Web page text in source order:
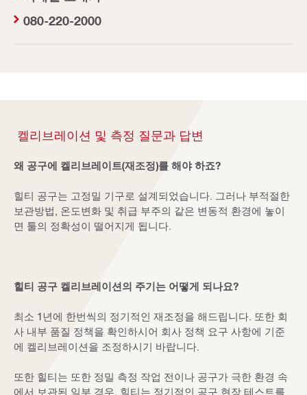
080-220-2000
켈리브레이션 및 측정 질문과 답변
왜 공구에 켈리브레이트(재조정)를 해야 하죠?
힐티 공구는 고정밀 기구로 설계되었습니다. 그러나 부적절한
보관방법, 온도변화 및 취급 부주의 같은 변동적 환경에 놓이
면 툴의 정확성이 떨어지게 됩니다.
힐티 공구 켈리브레이션의 주기는 어떻게 되나요?
최소 1년에 한번씩의 정기적인 재조정을 해드립니다. 또한 회
사 내부 품질 정책을 확인하시어 회사 정책 요구 사항에 기준
에 켈리브레이션을 조정하시기 바랍니다.
또한 힐티는 또한 정밀 측정 작업 전이나 공구가 극한 환경 속
에서 보관된 일부 경우, 힐티는 정기적인 공구 현장 테스트를